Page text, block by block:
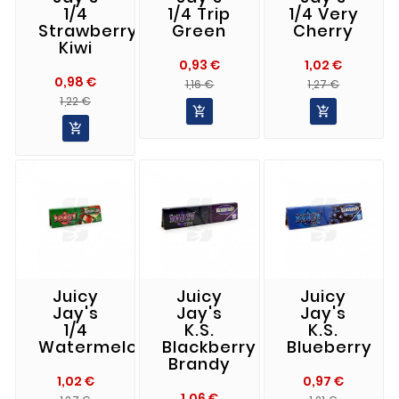
1/4
Strawberry
Kiwi
0,98 €
1,22 €

1/4 Trip
Green
0,93 €
1,16 €

1/4 Very
Cherry
1,02 €
1,27 €

Juicy
Jay's
1/4
Watermelon
1,02 €
Juicy
Jay's
K.S.
Blackberry
Brandy
Juicy
Jay's
K.S.
Blueberry
0,97 €